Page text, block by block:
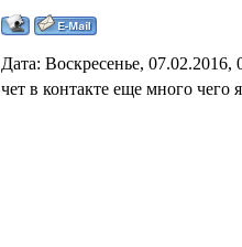
Дата: Воскресенье,
чет в контакте еще много чего